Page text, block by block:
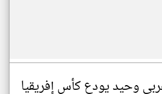
وحيد يودع كأس إفريقيا